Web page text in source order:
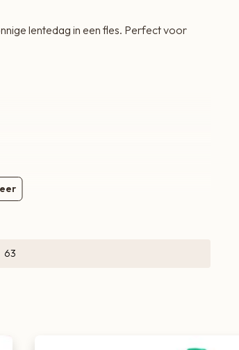
lentedag in een fles. Perfect voor
en munt.
63